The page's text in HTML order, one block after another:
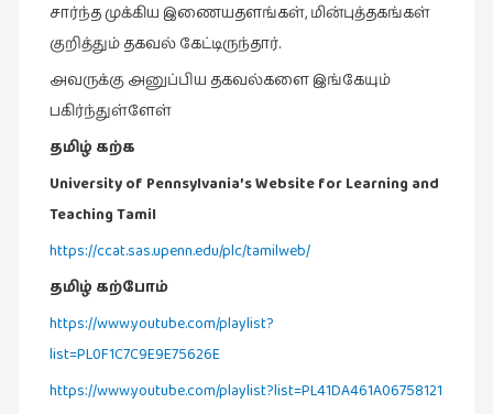
அன்றாடம்
ஆளுமை
இசை
இணையதளம்
இந்திய
சார்ந்த முக்கிய இணையதளங்கள், மின்புத்தகங்கள்
குறித்தும் தகவல் கேட்டிருந்தார்.
அவருக்கு அனுப்பிய தகவல்களை இங்கேயும்
பகிர்ந்துள்ளேள்
தமிழ் கற்க
University of Pennsylvania’s Website for Learning and
Teaching Tamil
https://ccat.sas.upenn.edu/plc/tamilweb/
தமிழ் கற்போம்
https://www.youtube.com/playlist?
list=PL0F1C7C9E9E75626E
https://www.youtube.com/playlist?list=PL41DA461A06758121